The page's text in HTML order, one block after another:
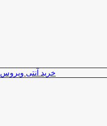
خرید آنتی ویروس